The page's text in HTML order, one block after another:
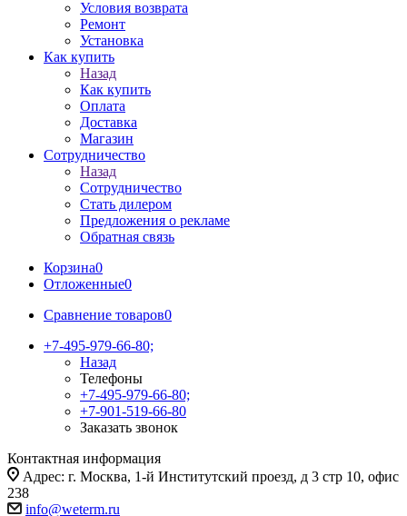
Условия возврата
Ремонт
Установка
Как купить
Назад
Как купить
Оплата
Доставка
Магазин
Сотрудничество
Назад
Сотрудничество
Стать дилером
Предложения о рекламе
Обратная связь
Корзина0
Отложенные0
Сравнение товаров0
+7-495-979-66-80;
Назад
Телефоны
+7-495-979-66-80;
+7-901-519-66-80
Заказать звонок
Контактная информация
Адрес: г. Москва, 1-й Институтский проезд, д 3 стр 10, офис
238
info@weterm.ru